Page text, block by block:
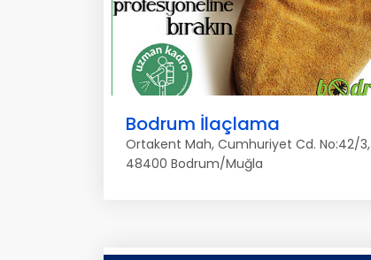
Bodrum İlaçlama
Ortakent Mah, Cumhuriyet Cd. No:42/3,
48400 Bodrum/Muğla